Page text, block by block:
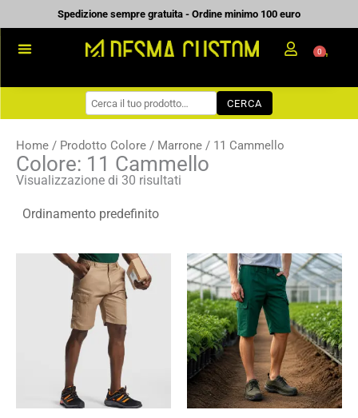
al
contenuto
Spedizione sempre gratuita - Ordine minimo 100 euro
WORKWEAR
COME ORDINARE
PREVENTIVI
CONTATTI
0
CERCA
Home / Prodotto Colore / Marrone / 11 Cammello
Colore: 11 Cammello
Visualizzazione di 30 risultati
Fascia
di
prezzo:
da
11,75 €
16,79 €
Fascia
di
prezzo:
da
8,50 €
a
12,14 €